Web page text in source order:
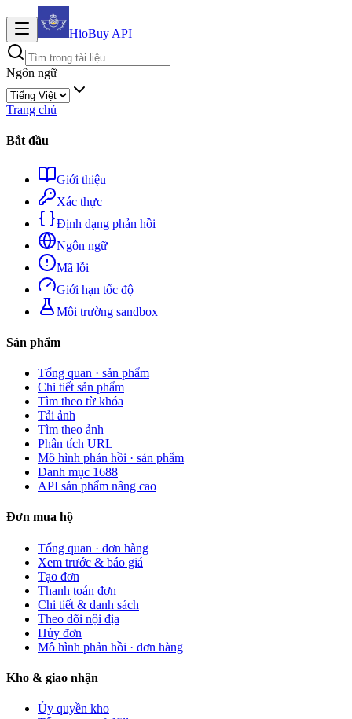
HioBuy API
Ngôn ngữ
Trang chủ
Bắt đầu
Giới thiệu
Xác thực
Định dạng phản hồi
Ngôn ngữ
Mã lỗi
Giới hạn tốc độ
Môi trường sandbox
Sản phẩm
Tổng quan · sản phẩm
Chi tiết sản phẩm
Tìm theo từ khóa
Tải ảnh
Tìm theo ảnh
Phân tích URL
Mô hình phản hồi · sản phẩm
Danh mục 1688
API sản phẩm nâng cao
Đơn mua hộ
Tổng quan · đơn hàng
Xem trước & báo giá
Tạo đơn
Thanh toán đơn
Chi tiết & danh sách
Theo dõi nội địa
Hủy đơn
Mô hình phản hồi · đơn hàng
Kho & giao nhận
Ủy quyền kho